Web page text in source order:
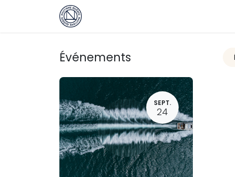
Se rendre au contenu
Événements
SEPT.
24